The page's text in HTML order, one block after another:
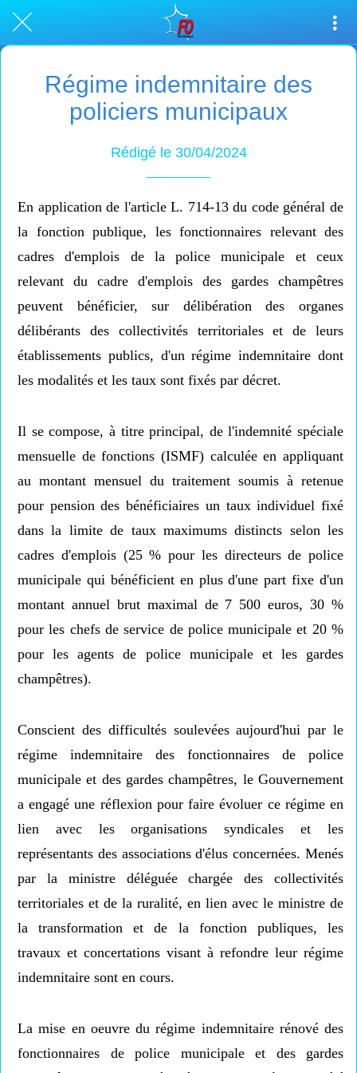
Régime indemnitaire des
policiers municipaux
Rédigé le 30/04/2024
En application de l'article L. 714-13 du code général de
la fonction publique, les fonctionnaires relevant des
cadres d'emplois de la police municipale et ceux
relevant du cadre d'emplois des gardes champêtres
peuvent bénéficier, sur délibération des organes
délibérants des collectivités territoriales et de leurs
établissements publics, d'un régime indemnitaire dont
les modalités et les taux sont fixés par décret.
Il se compose, à titre principal, de l'indemnité spéciale
mensuelle de fonctions (ISMF) calculée en appliquant
au montant mensuel du traitement soumis à retenue
pour pension des bénéficiaires un taux individuel fixé
dans la limite de taux maximums distincts selon les
cadres d'emplois (25 % pour les directeurs de police
municipale qui bénéficient en plus d'une part fixe d'un
montant annuel brut maximal de 7 500 euros, 30 %
pour les chefs de service de police municipale et 20 %
pour les agents de police municipale et les gardes
champêtres).
Conscient des difficultés soulevées aujourd'hui par le
régime indemnitaire des fonctionnaires de police
municipale et des gardes champêtres, le Gouvernement
a engagé une réflexion pour faire évoluer ce régime en
lien avec les organisations syndicales et les
représentants des associations d'élus concernées. Menés
par la ministre déléguée chargée des collectivités
territoriales et de la ruralité, en lien avec le ministre de
la transformation et de la fonction publiques, les
travaux et concertations visant à refondre leur régime
indemnitaire sont en cours.
La mise en oeuvre du régime indemnitaire rénové des
fonctionnaires de police municipale et des gardes